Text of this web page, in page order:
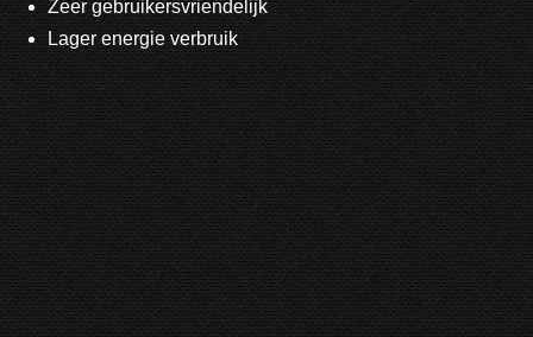
Zeer gebruikersvriendelijk
Lager energie verbruik